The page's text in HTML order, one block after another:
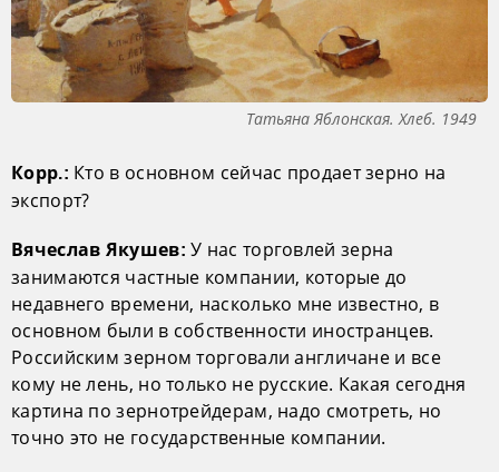
Татьяна Яблонская. Хлеб. 1949
Корр.: Кто в основном сейчас продает зерно на
экспорт?
Вячеслав Якушев:У нас торговлей зерна
занимаются частные компании, которые до
недавнего времени, насколько мне известно, в
основном были в собственности иностранцев.
Российским зерном торговали англичане и все
кому не лень, но только не русские. Какая сегодня
картина по зернотрейдерам, надо смотреть, но
точно это не государственные компании.